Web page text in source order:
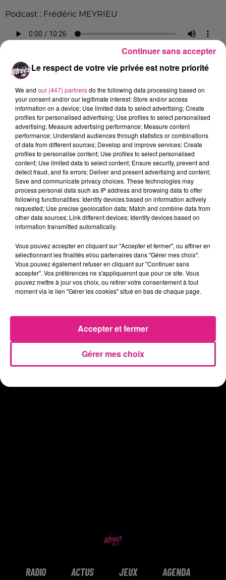
Podcast : Frédéric MEYRIEU
Crédit :Podcast : Frédéric MEYRIEU
FIL ACTUS
7 août 2026
Lorraine : une journée pas comme les autres au Parc animalier de...
6 août 2026
Metz : une distribution de lunette gratuite pour voir l’éclipse
5 août 2026
Casting de Woof : l'Euro-Métropole de Metz part à la recherche de...
4 août 2026
Officiel : Gauthier Hein quitte le FC Metz pour l'OGC Nice
4 août 2026
Officiel : le lac de Madine reporte son feu d’artifice
4 août 2026
31 juillet 2026
Chalets de Noël solidaires : la ville de Metz lance un appel à...
31 juillet 2026
Vosges : les feux d’artifice de Gérardmer sont annulés
RADIO ACTUS JEUX AGENDA
Le respect de votre vie privée est notre priorité
We and our (447) partnersdo the following data processing based on
your consent and/or our legitimate interest: Store and/or access
information on a device; Use limited data to select advertising; Create
profiles for personalised advertising; Use profiles to select personalised
advertising; Measure advertising performance; Measure content
performance; Understand audiences through statistics or combinations
of data from different sources; Develop and improve services; Create
profiles to personalise content; Use profiles to select personalised
content; Use limited data to select content; Ensure security, prevent and
detect fraud, and fix errors; Deliver and present advertising and content;
Save and communicate privacy choices. These technologies may
process personal data such as IP address and browsing data to offer
following functionalities: Identify devices based on information actively
requested; Use precise geolocation data; Match and combine data from
other data sources; Link different devices; Identify devices based on
information transmitted automatically.
Vous pouvez accepter en cliquant sur "Accepter et fermer", ou affiner en
sélectionnant les finalités et/ou partenaires dans "Gérer mes choix".
Vous pouvez également refuser en cliquant sur "Continuer sans
accepter". Vos préférences ne s'appliqueront que pour ce site. Vous
pouvez mettre à jour vos choix, ou retirer votre consentement à tout
moment via le lien "Gérer les cookies" situé en bas de chaque page.
Gérer mes choix
Accepter et fermer
Continuer sans accepter